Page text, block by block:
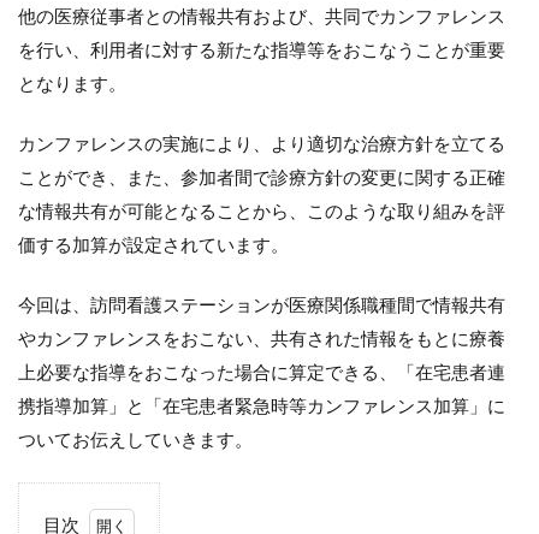
他の医療従事者との情報共有および、共同でカンファレンス
を行い、利用者に対する新たな指導等をおこなうことが重要
となります。
カンファレンスの実施により、より適切な治療方針を立てる
ことができ、また、参加者間で診療方針の変更に関する正確
な情報共有が可能となることから、このような取り組みを評
価する加算が設定されています。
今回は、訪問看護ステーションが医療関係職種間で情報共有
やカンファレンスをおこない、共有された情報をもとに療養
上必要な指導をおこなった場合に算定できる、「在宅患者連
携指導加算」と「在宅患者緊急時等カンファレンス加算」に
ついてお伝えしていきます。
目次